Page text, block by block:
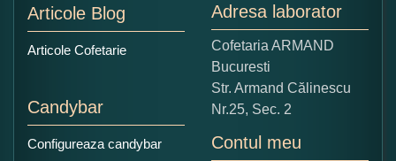
Copiati alaturi numarul din imagine:
Articole Blog
Articole Cofetarie
Candybar
Configureaza candybar
Adresa laborator
Cofetaria ARMAND
Bucuresti
Str. Armand Călinescu
Nr.25, Sec. 2
Contul meu